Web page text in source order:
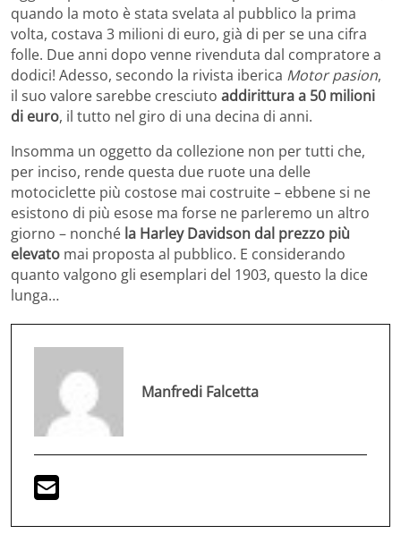
quando la moto è stata svelata al pubblico la prima
volta, costava 3 milioni di euro, già di per se una cifra
folle. Due anni dopo venne rivenduta dal compratore a
dodici! Adesso, secondo la rivista iberica Motor pasion,
il suo valore sarebbe cresciuto addirittura a 50 milioni
di euro, il tutto nel giro di una decina di anni.
Insomma un oggetto da collezione non per tutti che,
per inciso, rende questa due ruote una delle
motociclette più costose mai costruite – ebbene si ne
esistono di più esose ma forse ne parleremo un altro
giorno – nonché la Harley Davidson dal prezzo più
elevato mai proposta al pubblico. E considerando
quanto valgono gli esemplari del 1903, questo la dice
lunga…
Manfredi Falcetta